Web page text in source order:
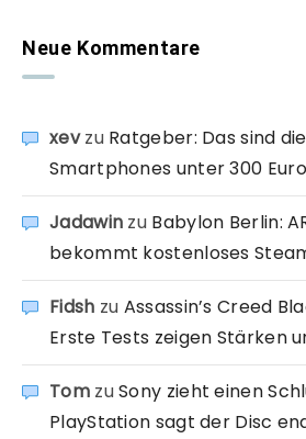
Neue Kommentare
xevzu Ratgeber: Das sind
Smartphones unter 300
Jadawin zu Babylon Berlin:
bekommt kostenloses
Fidsh zu Assassin’s Creed
Erste Tests zeigen Stärken
TomzuSony zieht einen
PlayStation sagt der Disc